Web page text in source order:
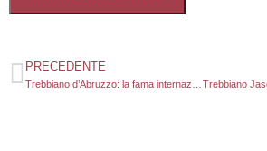
PRECEDENTE